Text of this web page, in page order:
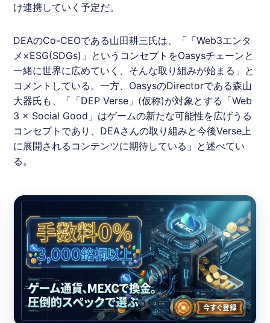
け連携していく予定だ。
DEAのCo-CEOである山田耕三氏は、「「Web3エンタ
メ×ESG(SDGs)」というコンセプトをOasysチェーンと
一緒に世界に広めていく、そんな取り組みが始まる」と
コメントしている。一方、 OasysのDirectorである森山
大器氏も、「「DEP Verse」(仮称)が対象とする「Web
3 × Social Good」はゲームの新たな可能性を広げうる
コンセプトであり、 DEAさんの取り組みと今後Verse上
に展開されるコンテンツに期待している」と述べてい
る。